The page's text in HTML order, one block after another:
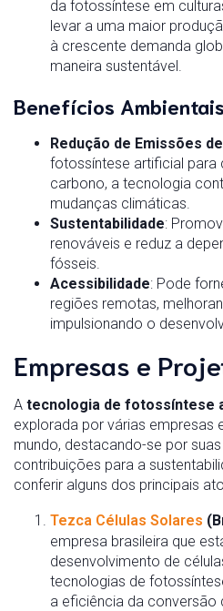
da fotossíntese em
levar a uma maior
à crescente demanda
maneira sustentável.
Benefícios
Redução de Emissões
fotossíntese artificial para
carbono, a tecnologia
mudanças climáticas.
Sustentabilidade:
renováveis e reduz a
fósseis.
Acessibilidade: Pode
regiões remotas,
impulsionando o
Empresas e
A tecnologia de fotossíntese
explorada por várias empresas
mundo, destacando-se por
contribuições para a
conferir alguns dos principais
Tezca Células Solares
empresa brasileira que
desenvolvimento de
tecnologias de
a eficiência da conversão